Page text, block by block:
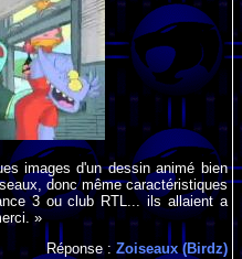
images d'un dessin animé bien
donc même caractéristiques
3 ou club RTL... ils allaient a
»
Réponse :Zoiseaux (Birdz)